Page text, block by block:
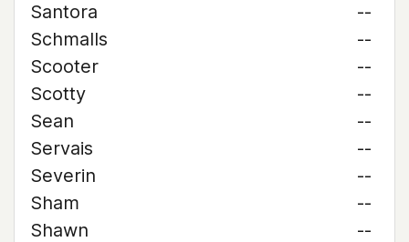
Santora
--
Schmalls
--
Scooter
--
Scotty
--
Sean
--
Servais
--
Severin
--
Sham
--
Shawn
--